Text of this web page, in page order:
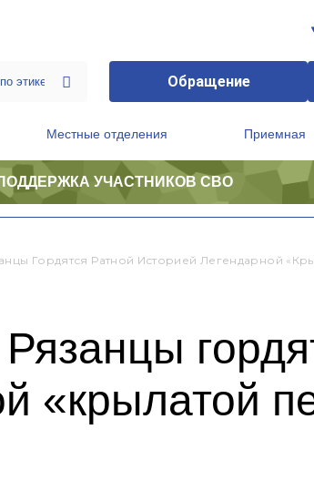
Обращение
Местные отделения Приемная
УЧАСТНИКОВ СВО
Гордятся Ратной Историей Легендарной
«крылатой